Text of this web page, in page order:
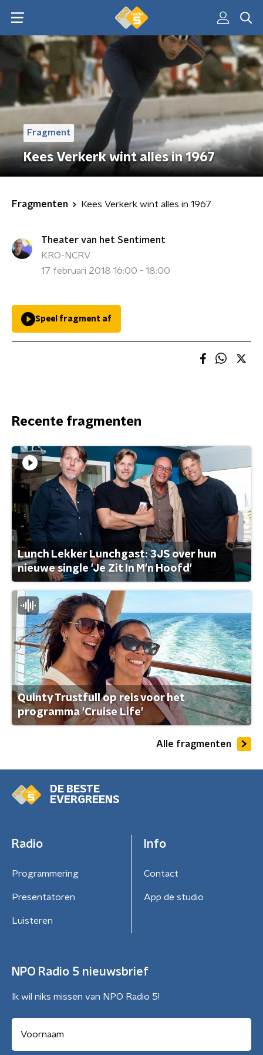
Fragment
Kees Verkerk wint alles in 1967
Fragmenten Kees Verkerk wint alles in 1967
Theater van het Sentiment
KRO-NCRV
17 februari 2018 16:00 - 18:00
Speel fragment af
Recente fragmenten
Lunch Lekker Lunchgast: 3JS over hun
nieuwe single 'Je Zit In M'n Hoofd'
Quinty Trustfull op reis voor het
programma 'Cruise Life'
Alle fragmenten
DE BESTE
EVERGREENS
Radio
Programmering
Presentatoren
Luisteren
Info
Contact
App de studio
NPO Radio 5 nieuwsbrief
Ik wil niks missen van NPO Radio 5!